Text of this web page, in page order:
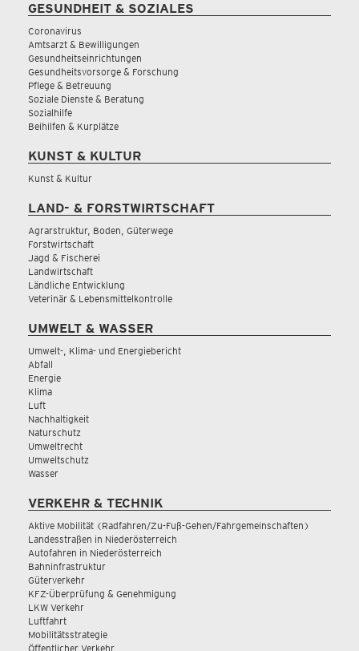
GESUNDHEIT & SOZIALES
Coronavirus
Amtsarzt & Bewilligungen
Gesundheitseinrichtungen
Gesundheitsvorsorge & Forschung
Pflege & Betreuung
Soziale Dienste & Beratung
Sozialhilfe
Beihilfen & Kurplätze
KUNST & KULTUR
Kunst & Kultur
LAND- & FORSTWIRTSCHAFT
Agrarstruktur, Boden, Güterwege
Forstwirtschaft
Jagd & Fischerei
Landwirtschaft
Ländliche Entwicklung
Veterinär & Lebensmittelkontrolle
UMWELT & WASSER
Umwelt-, Klima- und Energiebericht
Abfall
Energie
Klima
Luft
Nachhaltigkeit
Naturschutz
Umweltrecht
Umweltschutz
Wasser
VERKEHR & TECHNIK
Aktive Mobilität (Radfahren/Zu-Fuß-Gehen/Fahrgemeinschaften)
Landesstraßen in Niederösterreich
Autofahren in Niederösterreich
Bahninfrastruktur
Güterverkehr
KFZ-Überprüfung & Genehmigung
LKW Verkehr
Luftfahrt
Mobilitätsstrategie
Öffentlicher Verkehr